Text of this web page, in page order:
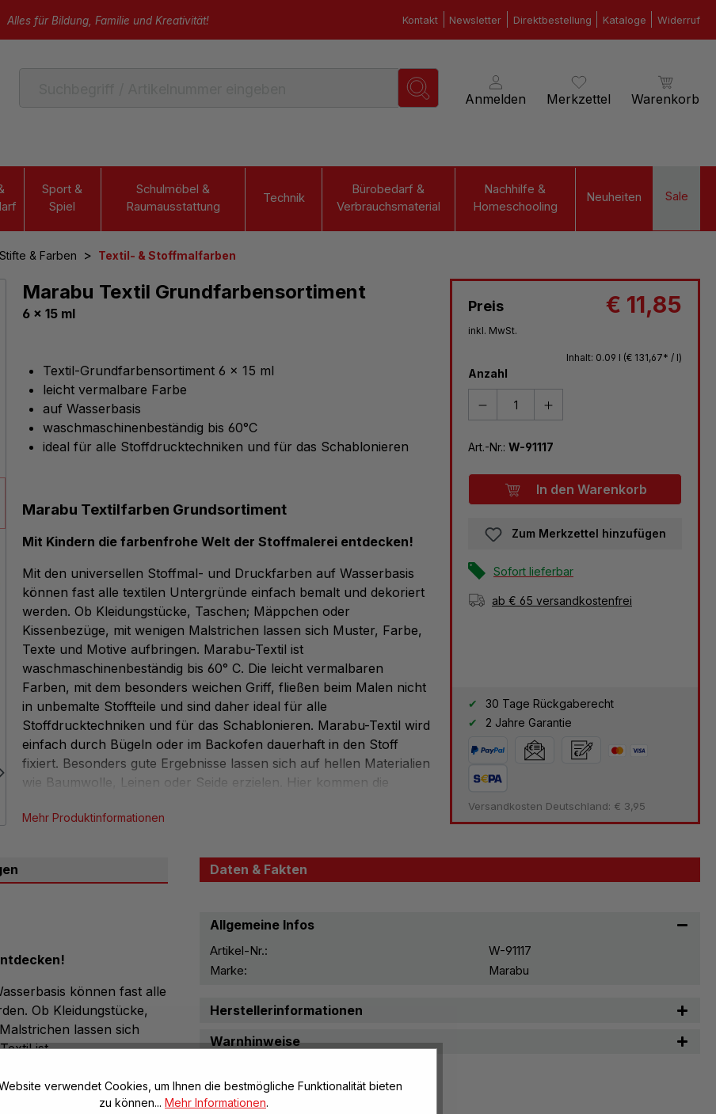
Alles für Bildung, Familie und Kreativität! Kontakt Newsletter Direktbestellung Kataloge Widerruf
Anmelden Merkzettel Warenkorb
Sport &
Spiel
Schulmöbel &
Raumausstattung
Technik
Bürobedarf &
Verbrauchsmaterial
Nachhilfe &
Homeschooling
Neuheiten Sale
& Farben > Textil- & Stoffmalfarben
Preis € 11,85
inkl. MwSt.
Inhalt: 0.09 l (€ 131,67* / l)
Anzahl
Art.-Nr.: W-91117
In den Warenkorb
Zum Merkzettel hinzufügen
Sofort lieferbar
ab € 65 versandkostenfrei
30 Tage Rückgaberecht
2 Jahre Garantie
Versandkosten Deutschland: € 3,95
Marabu Textil Grundfarbensortiment
6 x 15 ml
Textil-Grundfarbensortiment 6 x 15 ml
leicht vermalbare Farbe
auf Wasserbasis
waschmaschinenbeständig bis 60°C
ideal für alle Stoffdrucktechniken und für das Schablonieren
Marabu Textilfarben Grundsortiment
Mit Kindern die farbenfrohe Welt der Stoffmalerei entdecken!
Mit den universellen Stoffmal- und Druckfarben auf Wasserbasis
können fast alle textilen Untergründe einfach bemalt und dekoriert
werden. Ob Kleidungstücke, Taschen; Mäppchen oder
Kissenbezüge, mit wenigen Malstrichen lassen sich Muster, Farbe,
Texte und Motive aufbringen. Marabu-Textil ist
waschmaschinenbeständig bis 60° C. Die leicht vermalbaren
Farben, mit dem besonders weichen Griff, fließen beim Malen nicht
in unbemalte Stoffteile und sind daher ideal für alle
Stoffdrucktechniken und für das Schablonieren. Marabu-Textil wird
einfach durch Bügeln oder im Backofen dauerhaft in den Stoff
fixiert. Besonders gute Ergebnisse lassen sich auf hellen Materialien
wie Baumwolle, Leinen oder Seide erzielen. Hier kommen die
Textil-Grundfarbensortiment 6 x 15 ml
Farben: weiß, mittelgelb, karminrot, mittelblau, saftgrün,
Mehr Produktinformationen
können fast alle
Ob Kleidungstücke,
lassen sich
ist
Farben, mit dem
Stoffteile und sind
Marabu-
Daten & Fakten
Allgemeine Infos
Artikel-Nr.:
W-91117
Marke:
Marabu
Herstellerinformationen
Warnhinweise
verwendet Cookies, um Ihnen die bestmögliche Funktionalität bieten
zu können... Mehr Informationen.